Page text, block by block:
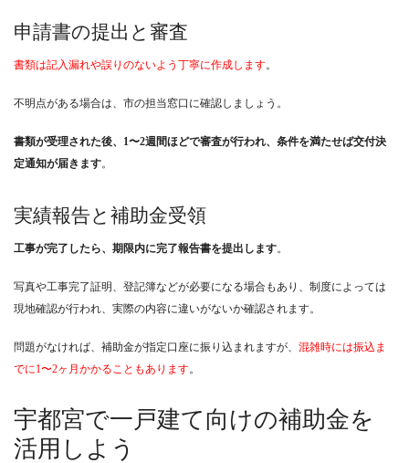
申請書の提出と審査
書類は記入漏れや誤りのないよう丁寧に作成します。
不明点がある場合は、市の担当窓口に確認しましょう。
書類が受理された後、1〜2週間ほどで審査が行われ、条件を満たせば交付決
定通知が届きます。
実績報告と補助金受領
工事が完了したら、期限内に完了報告書を提出します。
写真や工事完了証明、登記簿などが必要になる場合もあり、制度によっては
現地確認が行われ、実際の内容に違いがないか確認されます。
問題がなければ、補助金が指定口座に振り込まれますが、 混雑時には振込ま
でに1〜2ヶ月かかることもあります。
宇都宮で一戸建て向けの補助金を
活用しよう